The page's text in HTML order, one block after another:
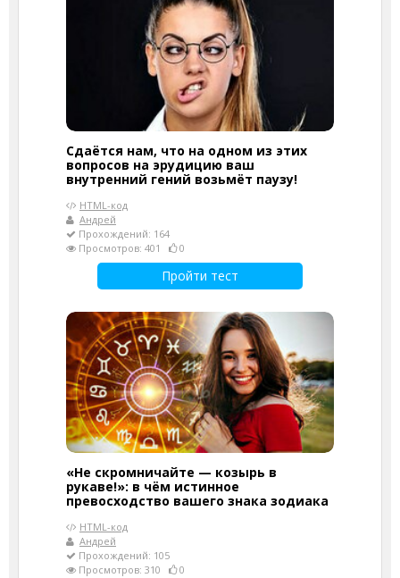
Сдаётся нам, что на одном из этих
вопросов на эрудицию ваш
внутренний гений возьмёт паузу!
HTML-код
Андрей
Прохождений: 164
Просмотров: 401
0
Пройти тест
«Не скромничайте — козырь в
рукаве!»: в чём истинное
превосходство вашего знака зодиака
HTML-код
Андрей
Прохождений: 105
Просмотров: 310
0